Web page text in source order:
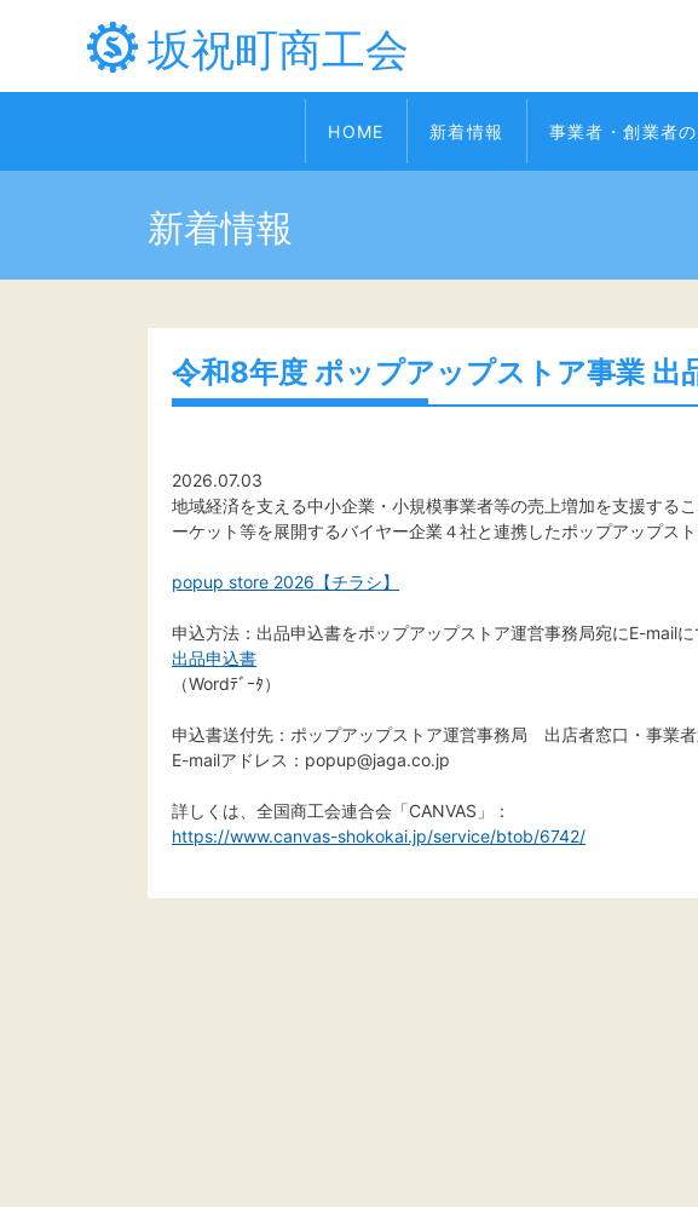
坂祝町商工会
HOME 新着情報 事業者・創業者
新着情報
令和8年度 ポップアップストア事業 出
2026.07.03
地域経済を支える中小企業・小規模事業者等の売上増加を支援する
ーケット等を展開するバイヤー企業４社と連携したポップアップス
popup store 2026【チラシ】
申込方法：出品申込書をポップアップストア運営事務局宛にE-mailに
出品申込書
（Wordﾃﾞｰﾀ）
申込書送付先：ポップアップストア運営事務局 出店者窓口・事業
E-mailアドレス：popup@jaga.co.jp
詳しくは、全国商工会連合会「CANVAS」：
https://www.canvas-shokokai.jp/service/btob/6742/